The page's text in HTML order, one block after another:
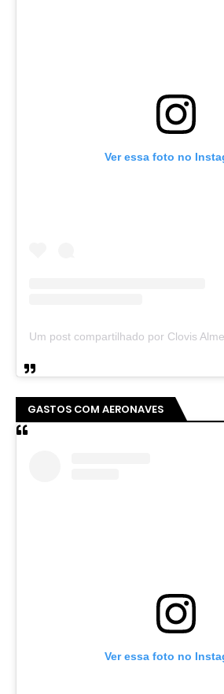
Ver essa foto no
GASTOS COM AERONAVES
Ver essa foto no